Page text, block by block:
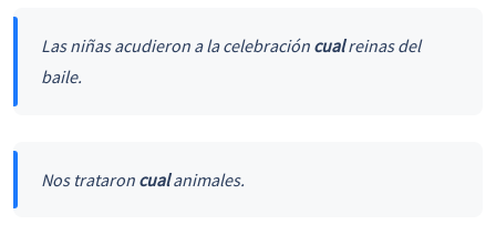
Las niñas acudieron a la celebración cualreinas del
baile.
Nos trataron cualanimales.